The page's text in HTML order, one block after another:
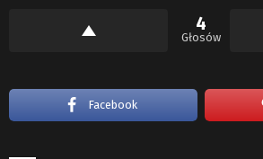
4
Głosów
Facebook